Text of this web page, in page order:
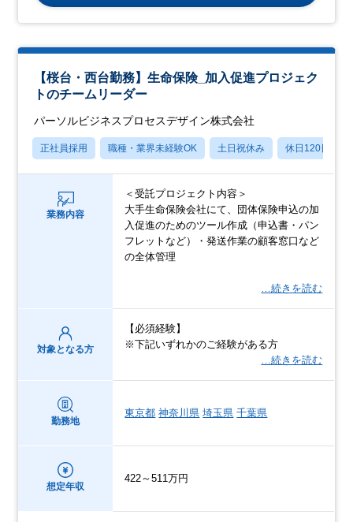
【桜台・西台勤務】生命保険_加入促進プロジェク
トのチームリーダー
パーソルビジネスプロセスデザイン株式会社
正社員採用 職種・業界未経験OK 土日祝休み 休日120日以上
業務内容
＜受託プロジェクト内容＞
大手生命保険会社にて、団体保険申込の加
入促進のためのツール作成（申込書・パン
フレットなど）・発送作業の顧客窓口など
の全体管理
…続きを読む
対象となる方
【必須経験】
※下記いずれかのご経験がある方
…続きを読む
勤務地
東京都 神奈川県 埼玉県 千葉県
想定年収
422～511万円